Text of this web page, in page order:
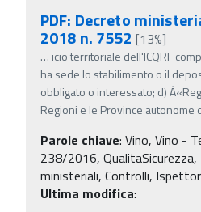
PDF: Decreto
2018 n. 7552 [13%]
… icio territoriale dell'ICQRF
ha sede lo stabilimento o il
obbligato o interessato; d)
Regioni e le Province autonome
Parole chiave: Vino, Vino -
238/2016,
ministeriali, Controlli,
Ultima modifica: